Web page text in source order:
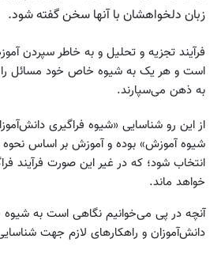
زبان دلخواهشان با آنها سخن گفته شود.
فرآیند تجزیه و تحلیل و به خاطر سپردن
است و هر یک به شیوه خاص خود مسائل را
به ذهن می‌سپارند.
از این رو شناسایی «شیوه فراگیری
شیوه آموزش» بوده و آموزش بر اساس نحوه
انتخاب شود؛ که در غیر این صورت فرآیند
خواهد ماند.
آنچه در پی می‌خوانیم نگاهی است به شیوه
دانش‌آموزان و راهکارهای لازم جهت